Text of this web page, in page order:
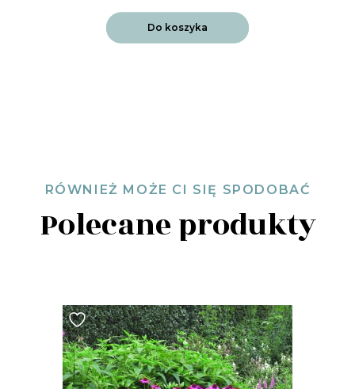
Do koszyka
RÓWNIEŻ MOŻE CI SIĘ SPODOBAĆ
Polecane produkty